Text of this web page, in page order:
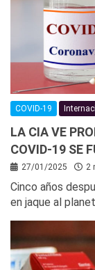
COVID-19
LA CIA VE
COVID-19 SE
27/01/2025 2
Cinco años
en jaque al